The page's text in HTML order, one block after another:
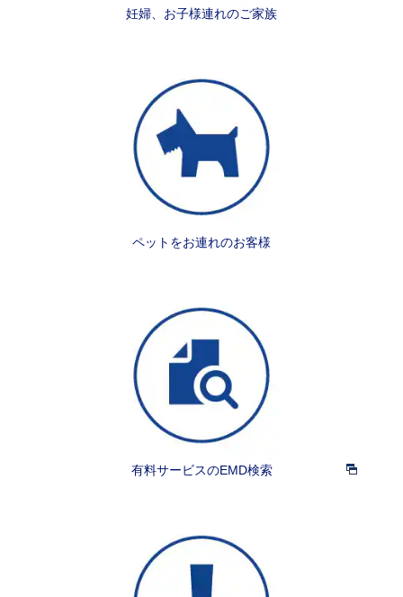
妊婦、お子様連れのご家族
ペットをお連れのお客様
有料サービスのEMD検索